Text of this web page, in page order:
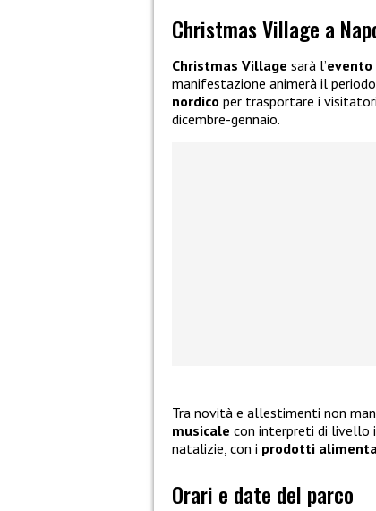
Christmas Village a
Christmas Village sarà l’
manifestazione animerà il
nordico per trasportare i
dicembre-gennaio.
Tra novità e allestimenti non
musicale con interpreti di livello
natalizie, con i prodotti
Orari e date del parco